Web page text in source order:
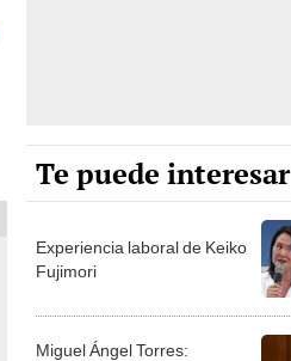
Te puede interesar
Experiencia laboral de Keiko
Fujimori
Miguel Ángel Torres: